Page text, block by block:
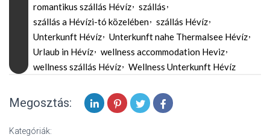
romantikus szállás Hévíz
szállás
szállás a Hévízi-tó közelében
szállás Hévíz
Unterkunft Hévíz
Unterkunft nahe Thermalsee Hévíz
Urlaub in Hévíz
wellness accommodation Heviz
wellness szállás Hévíz
Wellness Unterkunft Hévíz
Megosztás:
Kategóriák: